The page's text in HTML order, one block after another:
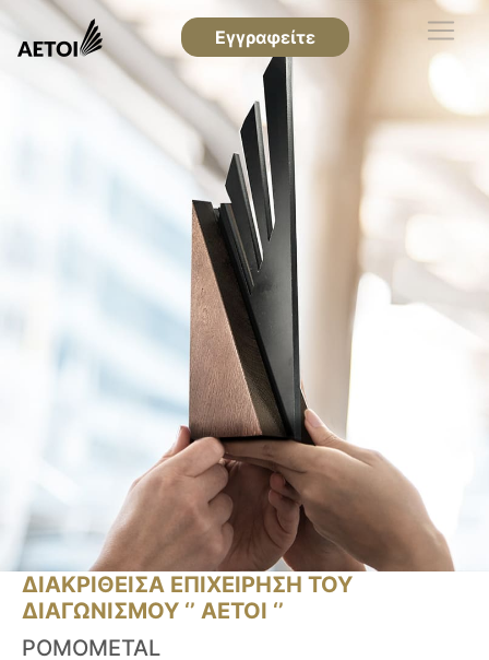
Εγγραφείτε
ΔΙΑΚΡΙΘΕΙΣΑ ΕΠΙΧΕΙΡΗΣΗ ΤΟΥ
ΔΙΑΓΩΝΙΣΜΟΥ ‘’ ΑΕΤΟΙ ‘’
POMOMETAL